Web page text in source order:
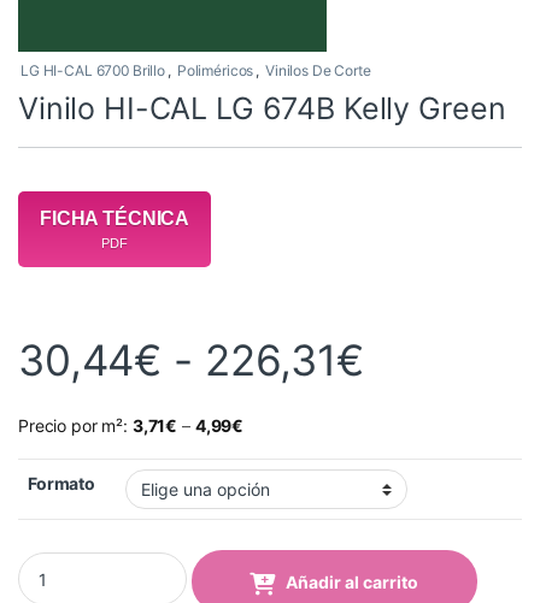
LG HI-CAL 6700 Brillo , Poliméricos , Vinilos De Corte
Vinilo HI-CAL LG 674B Kelly Green
FICHA TÉCNICA
PDF
30,44€ - 226,31€
Precio por m²: 3,71€ – 4,99€
Formato
Vinilo HI-CAL LG 674B Kelly Green quantity
Añadir al carrito